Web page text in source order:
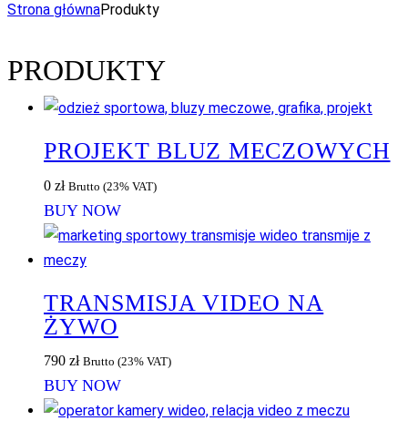
Strona głównaProdukty
PRODUKTY
PROJEKT BLUZ MECZOWYCH
0 zł Brutto (23% VAT)
BUY NOW
TRANSMISJA VIDEO NA
ŻYWO
790 zł Brutto (23% VAT)
BUY NOW